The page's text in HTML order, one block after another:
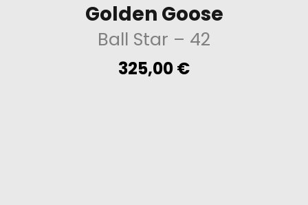
Golden Goose
Ball Star – 42
325,00€